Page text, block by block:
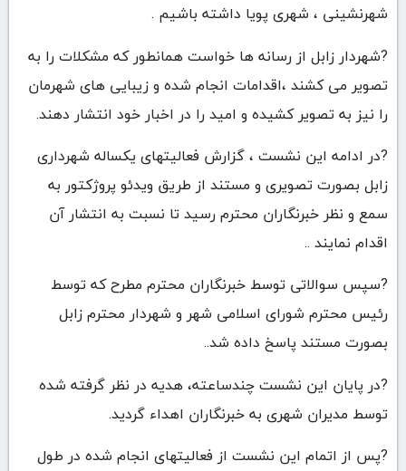
شهرنشینی ، شهری پویا داشته باشیم .
?شهردار زابل از رسانه ها خواست همانطور که مشکلات را به
تصویر می کشند ،اقدامات انجام شده و زیبایی های شهرمان
را نیز به تصویر کشیده و امید را در اخبار خود انتشار دهند.
?در ادامه این نشست ، گزارش فعالیتهای یکساله شهرداری
زابل بصورت تصویری و مستند از طریق ویدئو پروژکتور به
سمع و نظر خبرنگاران محترم رسید تا نسبت به انتشار آن
اقدام نمایند ..
?سپس سوالاتی توسط خبرنگاران محترم مطرح که توسط
رئیس محترم شورای اسلامی شهر و شهردار محترم زابل
بصورت مستند پاسخ داده شد..
?در پایان این نشست چندساعته، هدیه در نظر گرفته شده
توسط مدیران شهری به خبرنگاران اهداء گردید.
?پس از اتمام این نشست از فعالیتهای انجام شده در طول